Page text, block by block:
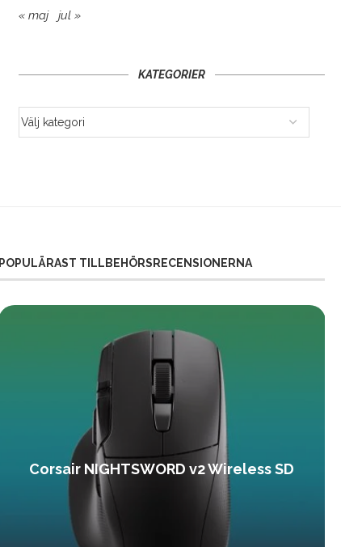
« maj jul »
KATEGORIER
POPULÄRAST TILLBEHÖRSRECENSIONERNA
Corsair NIGHTSWORD v2 Wireless SD